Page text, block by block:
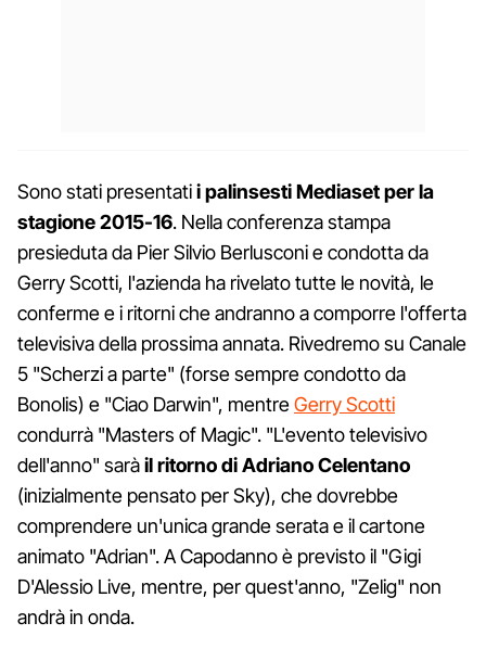
Sono stati presentatii palinsesti Mediaset per la
stagione 2015-16. Nella conferenza stampa
presieduta da Pier Silvio Berlusconi e condotta da
Gerry Scotti, l'azienda ha rivelato tutte le novità, le
conferme e i ritorni che andranno a comporre l'offerta
televisiva della prossima annata. Rivedremo su Canale
5 "Scherzi a parte" (forse sempre condotto da
Bonolis) e "Ciao Darwin", mentreGerry Scotti
condurrà "Masters of Magic". "L'evento televisivo
dell'anno" saràil ritorno di Adriano Celentano
(inizialmente pensato per Sky), che dovrebbe
comprendere un'unica grande serata e il cartone
animato "Adrian". A Capodanno è previsto il "Gigi
D'Alessio Live, mentre, per quest'anno, "Zelig" non
andrà in onda.